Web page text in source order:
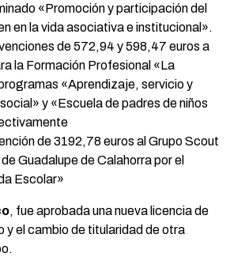
«Promoción y participación del
en la vida asociativa e institucional».
de 572,94 y 598,47 euros a
la Formación Profesional «La
«Aprendizaje, servicio y
y «Escuela de padres de niños
de 3192,78 euros al Grupo Scout
Guadalupe de Calahorra por el
Escolar»
, fue aprobada una nueva licencia de
y el cambio de titularidad de otra